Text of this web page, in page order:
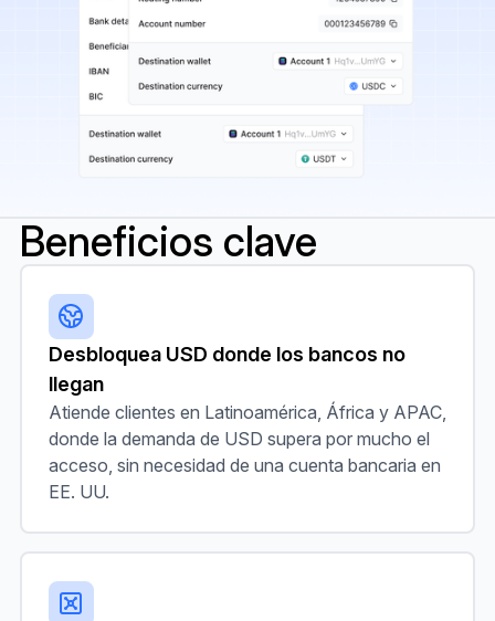
Beneficios clave
Desbloquea USD donde los bancos no
llegan
Atiende clientes en Latinoamérica, África y APAC,
donde la demanda de USD supera por mucho el
acceso, sin necesidad de una cuenta bancaria en
EE. UU.